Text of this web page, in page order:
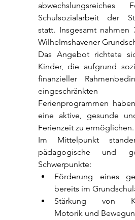
abwechslungsreiches
Schulsozialarbeit der
statt. Insgesamt nahmen
Wilhelmshavener
Das Angebot richtete
Kinder, die aufgrund
finanzieller
Ferienprogrammen
eine aktive, gesunde
Ferienzeit zu ermöglichen.
Im Mittelpunkt
pädagogische und
Schwerpunkte:
Förderung eines
bereits im
Stärkung von
Motorik und